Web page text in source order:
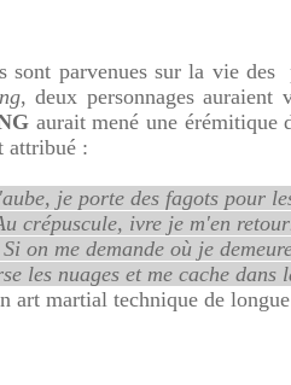
sont parvenues sur la vie des
, deux personnages auraient
aurait mené une érémitique
attribué :
je porte des fagots pour
crépuscule, ivre je m'en
Si on me demande où je
les nuages et me cache dans
art martial technique de